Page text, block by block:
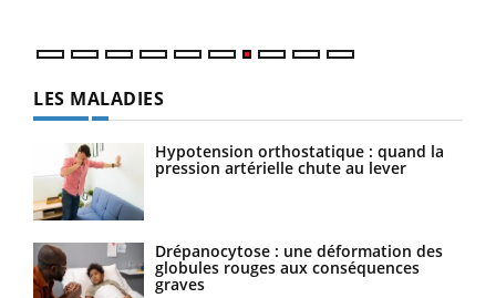
LES MALADIES
Hypotension orthostatique : quand la
pression artérielle chute au lever
Drépanocytose : une déformation des
globules rouges aux conséquences
graves